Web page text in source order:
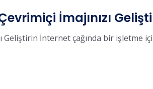
İmajınızı
Geliştirin İnternet çağında bir işletme